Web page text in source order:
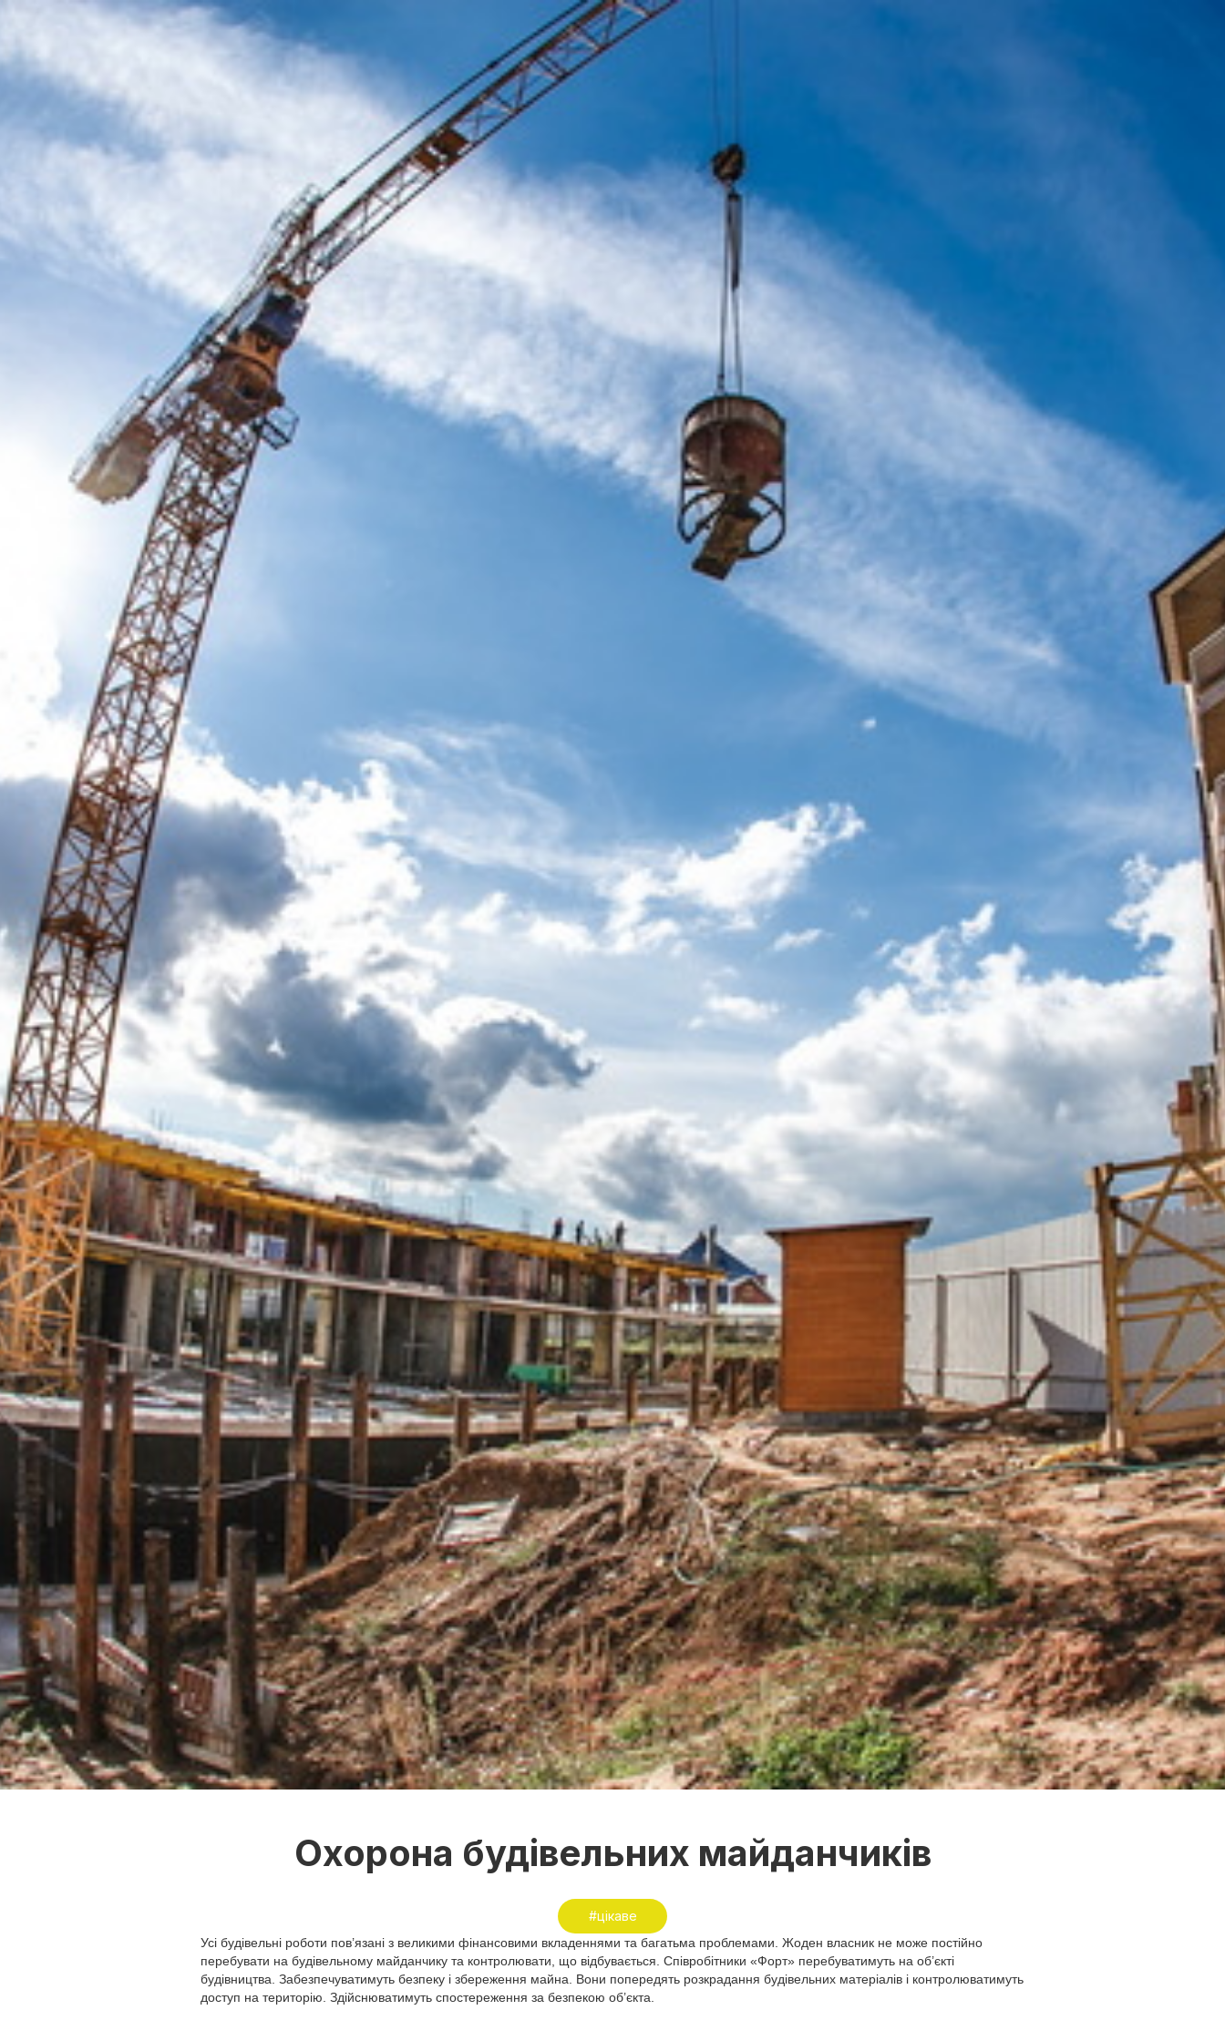
Головна Про нас Обладнання
Охорона будівельних майданчиків
#цікаве
Усі будівельні роботи пов’язані з великими фінансовими вкладеннями та багатьма проблемами. Жоден власник не може постійно
перебувати на будівельному майданчику та контролювати, що відбувається. Співробітники «Форт» перебуватимуть на об’єкті
будівництва. Забезпечуватимуть безпеку і збереження майна. Вони попередять розкрадання будівельних матеріалів і контролюватимуть
доступ на територію. Здійснюватимуть спостереження за безпекою об’єкта.